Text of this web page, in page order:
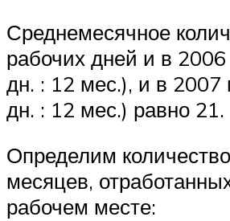
Среднемесячное
рабочих дней и в 2006
дн. : 12 мес.), и в 2007
дн. : 12 мес.) равно 21.
Определим
месяцев,
рабочем месте: